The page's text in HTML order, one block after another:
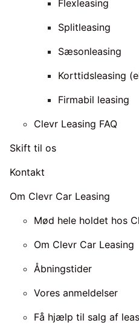
Flexleasing
Splitleasing
Sæsonleasing
Korttidsleasing
Firmabil leasing
Clevr Leasing FAQ
Skift til os
Kontakt
Om Clevr Car Leasing
Mød hele holdet hos
Om Clevr Car Leasing
Åbningstider
Vores anmeldelser
Få hjælp til salg af